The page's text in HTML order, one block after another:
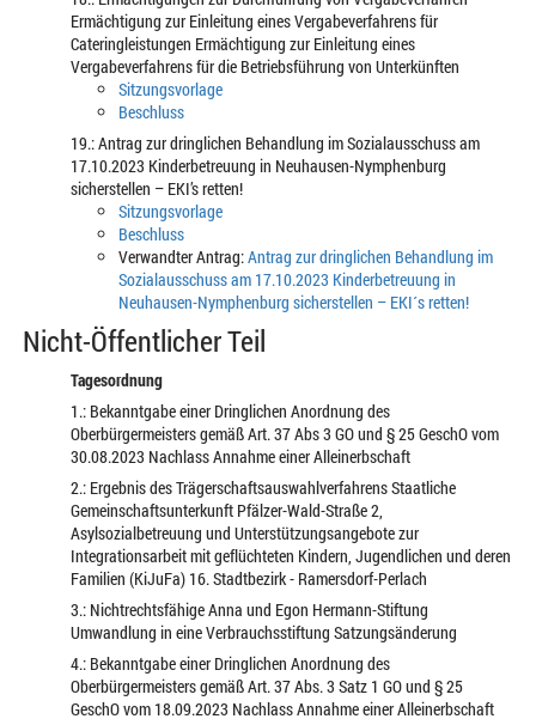
Ermächtigung zur Einleitung eines Vergabeverfahrens für
Cateringleistungen Ermächtigung zur Einleitung eines
Vergabeverfahrens für die Betriebsführung von Unterkünften
Sitzungsvorlage
Beschluss
19.: Antrag zur dringlichen Behandlung im Sozialausschuss am
17.10.2023 Kinderbetreuung in Neuhausen-Nymphenburg
sicherstellen – EKI’s retten!
Sitzungsvorlage
Beschluss
Verwandter Antrag:Antrag zur dringlichen Behandlung im
Sozialausschuss am 17.10.2023 Kinderbetreuung in
Neuhausen-Nymphenburg sicherstellen – EKI´s retten!
Nicht-Öffentlicher Teil
Tagesordnung
1.: Bekanntgabe einer Dringlichen Anordnung des
Oberbürgermeisters gemäß Art. 37 Abs 3 GO und § 25 GeschO vom
30.08.2023 Nachlass Annahme einer Alleinerbschaft
2.: Ergebnis des Trägerschaftsauswahlverfahrens Staatliche
Gemeinschaftsunterkunft Pfälzer-Wald-Straße 2,
Asylsozialbetreuung und Unterstützungsangebote zur
Integrationsarbeit mit geflüchteten Kindern, Jugendlichen und deren
Familien (KiJuFa) 16. Stadtbezirk - Ramersdorf-Perlach
3.: Nichtrechtsfähige Anna und Egon Hermann-Stiftung
Umwandlung in eine Verbrauchsstiftung Satzungsänderung
4.: Bekanntgabe einer Dringlichen Anordnung des
Oberbürgermeisters gemäß Art. 37 Abs. 3 Satz 1 GO und § 25
GeschO vom 18.09.2023 Nachlass Annahme einer Alleinerbschaft